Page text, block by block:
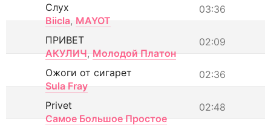
03:36
Слух
Biicla, MAYOT
02:09
ПРИВЕТ
АКУЛИЧ, Молодой Платон
02:36
Ожоги от сигарет
Sula Fray
02:48
Privet
Самое Большое Простое